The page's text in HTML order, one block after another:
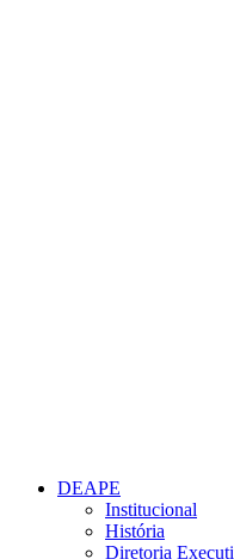
DEAPE
Institucional
História
Diretoria